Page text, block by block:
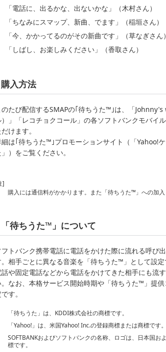
「電話に、出るかな、出ないかな」（木村さん）
「ちなみにスマップ、新曲、でます」（稲垣さん）
「今、かかってるのがその新曲です」（草なぎさん）
「しばし、お楽しみください」（香取さん）
購入方法
のたび配信するSMAPの｢待ちうた™｣は、「
」「レコチョクコール」の各ソフトバンクモバイ
けます。
は｢待ちうた™｣プロモーションサイト（「Yahoo!
）をご覧ください。
]
購入には通信料がかかります。また「待ちうた™」への加入
「待ちうた™」について
トバンク携帯電話に電話をかけた際に流れる呼び
相手ごとに異なる音楽を「待ちうた™」として設
や固定電話などから電話をかけてきた相手にも流
なお、本格サービス開始時期や「待ちうた™」提
す。
「待ちうた」は、KDDI株式会社の商標です。
「Yahoo!」は、米国Yahoo! Inc.の登録商標または商標です。
SOFTBANKおよびソフトバンクの名称、ロゴは、日本国
標です。